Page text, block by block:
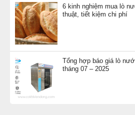
6 kinh nghiệm mua lò
thuật, tiết kiệm chi phí
Tổng hợp báo giá lò
tháng 07 – 2025